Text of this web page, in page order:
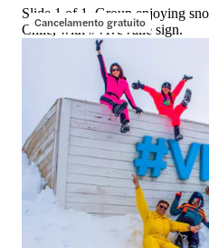
Cancelamento gratuito
Slide 1 of 1, Group enjoying
Chile, with #ViveValle sign.